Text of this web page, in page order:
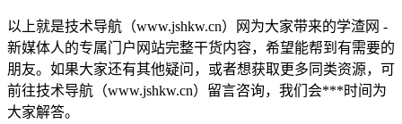
以上就是技术导航（www.jshkw.cn）网为大家带来的学渣网 -
新媒体人的专属门户网站完整干货内容，希望能帮到有需要的
朋友。如果大家还有其他疑问，或者想获取更多同类资源，可
前往技术导航（www.jshkw.cn）留言咨询，我们会***时间为
大家解答。